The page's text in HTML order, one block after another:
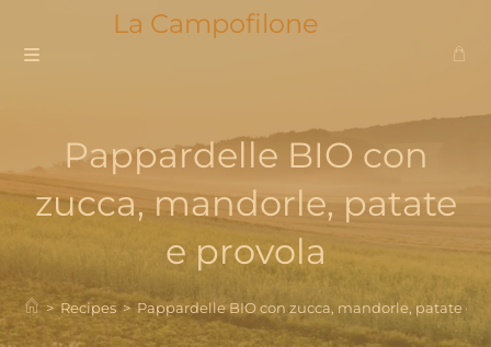
content
La Campofilone
Pappardelle BIO con
zucca, mandorle, patate
e provola
> Recipes > Pappardelle BIO con zucca, mandorle, patate e